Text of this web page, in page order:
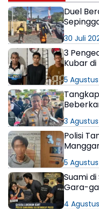
Duel
30 Juli
3
Kubar
5
3
Polisi
5
Suami
Gara-
4